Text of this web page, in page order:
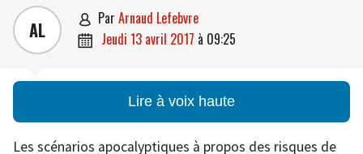
AL  par Arnaud Lefebvre
 jeudi 13 avril 2017 à 09:25
Lire à voix haute
Les scénarios apocalyptiques à propos des risques de